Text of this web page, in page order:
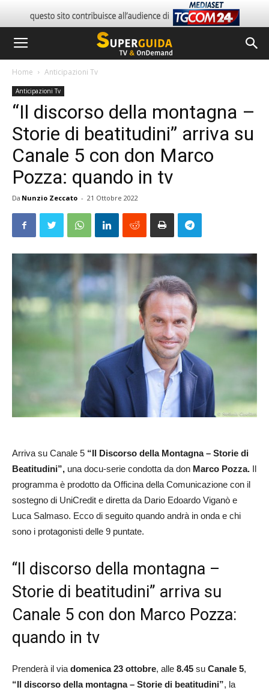
Home Anticipazioni Tv
Anticipazioni Tv
“Il discorso della montagna –
Storie di beatitudini” arriva su
Canale 5 con don Marco
Pozza: quando in tv
Da Nunzio Zeccato - 21 Ottobre 2022
Arriva su Canale 5 “Il Discorso della Montagna – Storie di
Beatitudini”, una docu-serie condotta da don Marco Pozza. Il
programma è prodotto da Officina della Comunicazione con il
sostegno di UniCredit e diretta da Dario Edoardo Viganò e
Luca Salmaso. Ecco di seguito quando andrà in onda e chi
sono i protagonisti delle 9 puntate.
“Il discorso della montagna –
Storie di beatitudini” arriva su
Canale 5 con don Marco Pozza:
quando in tv
Prenderà il via domenica 23 ottobre, alle 8.45 su Canale 5,
“Il discorso della montagna – Storie di beatitudini”, la